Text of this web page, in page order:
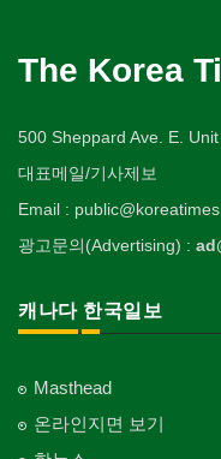
The Korea
500 Sheppard Ave. E.
대표메일/기사제보
Email :
광고문의(Advertising) :
캐나다 한국일보
Masthead
온라인지면 보기